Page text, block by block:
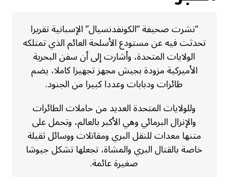
“نشرت صحيفة “الكونفدنسيال” الإسبانية تقريرا
تحدثت فيه عن مستودع الأسلحة العائم الذي تمتلكه
الولايات المتحدة، وأشارت إلى أن سفن البحرية
الأميركية مزودة بجيش مجهز تجهيزا كاملا، يضم
طائرات ودبابات وعددا كبيرا من الجنود.
وللولايات المتحدة العديد من حاملات الطائرات
والإنزال البرمائي وهي الأكبر بالعالم، وتحمل على
متنها معدات للنقل البري ومقاتلات ووسائل ثقيلة
خاصة بالقتال البري والمشاة، تجعلها تشكل جيوشا
صغيرة عائمة.